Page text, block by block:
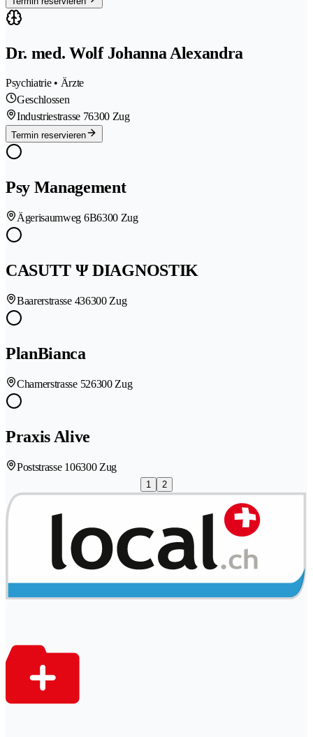
Dr. med. Wolf Johanna Alexandra
Psychiatrie • Ärzte
Geschlossen
Industriestrasse 76300 Zug
Termin reservieren
Psy Management
Ägerisaumweg 6B6300 Zug
CASUTT Ψ DIAGNOSTIK
Baarerstrasse 436300 Zug
PlanBianca
Chamerstrasse 526300 Zug
Praxis Alive
Poststrasse 106300 Zug
1 2